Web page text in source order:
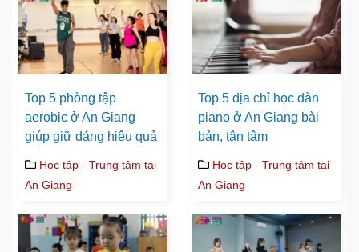
Top 5 phòng tập
aerobic ở An Giang
giúp giữ dáng hiệu quả
Học tập - Trung tâm tại
An Giang
Top 5 địa chỉ học đàn
piano ở An Giang bài
bản, tận tâm
Học tập - Trung tâm tại
An Giang